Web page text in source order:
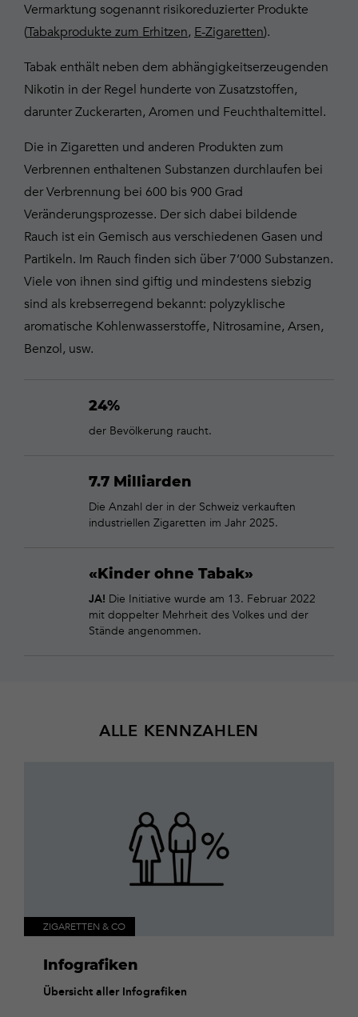
Vermarktung sogenannt risikoreduzierter Produkte
(Tabakprodukte zum Erhitzen, E-Zigaretten).
Tabak enthält neben dem abhängigkeitserzeugenden
Nikotin in der Regel hunderte von Zusatzstoffen,
darunter Zuckerarten, Aromen und Feuchthaltemittel.
Die in Zigaretten und anderen Produkten zum
Verbrennen enthaltenen Substanzen durchlaufen bei
der Verbrennung bei 600 bis 900 Grad
Veränderungsprozesse. Der sich dabei bildende
Rauch ist ein Gemisch aus verschiedenen Gasen und
Partikeln. Im Rauch finden sich über 7’000 Substanzen.
Viele von ihnen sind giftig und mindestens siebzig
sind als krebserregend bekannt: polyzyklische
aromatische Kohlenwasserstoffe, Nitrosamine, Arsen,
Benzol, usw.
24%
der Bevölkerung raucht.
7.7 Milliarden
Die Anzahl der in der Schweiz verkauften
industriellen Zigaretten im Jahr 2025.
«Kinder ohne Tabak»
JA! Die Initiative wurde am 13. Februar 2022
mit doppelter Mehrheit des Volkes und der
Stände angenommen.
ALLE KENNZAHLEN
ZIGARETTEN & CO
Infografiken
Übersicht aller Infografiken